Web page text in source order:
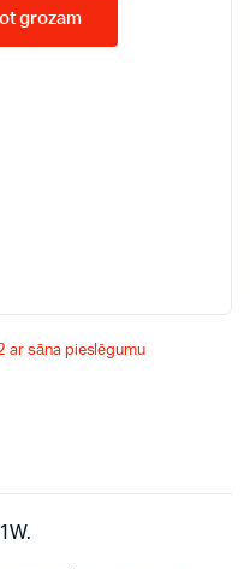
grozam
ar sāna pieslēgumu